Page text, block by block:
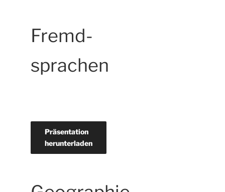
Fremd-
sprachen
Präsentation
herunterladen